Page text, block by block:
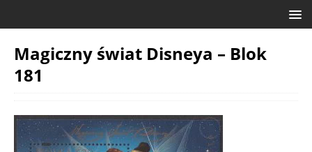
Magiczny świat Disneya – Blok
181